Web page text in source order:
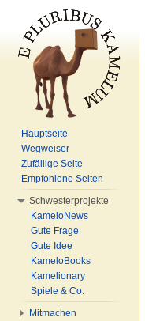
Hauptseite
Wegweiser
Zufällige Seite
Empfohlene Seiten
Schwesterprojekte
KameloNews
Gute Frage
Gute Idee
KameloBooks
Kamelionary
Spiele & Co.
Mitmachen